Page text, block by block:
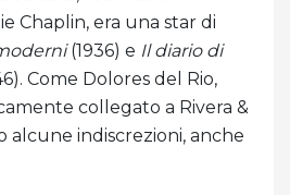
Chaplin, era una star di
(1936) e Il diario di
Come Dolores del Rio,
collegato a Rivera &
alcune indiscrezioni, anche